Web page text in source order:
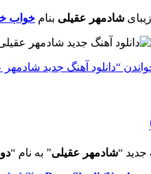
شادمهر عقیلی بنام خواب
“دانلود آهنگ جدید
جدید “شادمهر عقیلی” به نام “